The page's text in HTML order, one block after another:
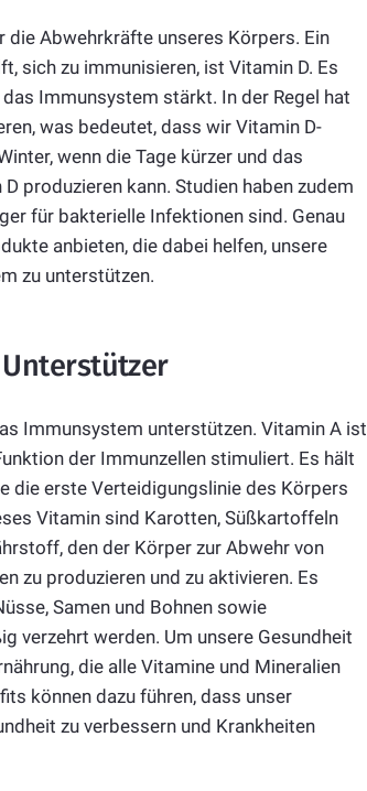
Abwehrkräfte unseres Körpers. Ein
sich zu immunisieren, ist Vitamin D. Es
Immunsystem stärkt. In der Regel hat
was bedeutet, dass wir Vitamin D-
wenn die Tage kürzer und das
produzieren kann. Studien haben zudem
für bakterielle Infektionen sind. Genau
anbieten, die dabei helfen, unsere
zu unterstützen.
Immunsystem unterstützen. Vitamin A ist
der Immunzellen stimuliert. Es hält
die erste Verteidigungslinie des Körpers
Vitamin sind Karotten, Süßkartoffeln
den der Körper zur Abwehr von
zu produzieren und zu aktivieren. Es
Samen und Bohnen sowie
verzehrt werden. Um unsere Gesundheit
die alle Vitamine und Mineralien
können dazu führen, dass unser
zu verbessern und Krankheiten